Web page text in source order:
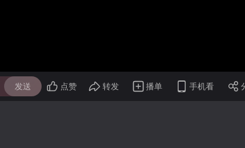
发送 点赞 转发 播单 手机看